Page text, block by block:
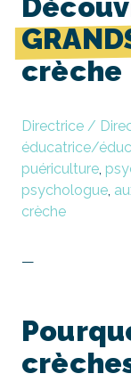
crèche
Directrice /
éducatrice/
puériculture,
psychologue,
crèche
—